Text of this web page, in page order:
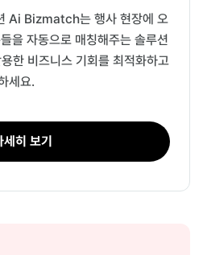
Ai Bizmatch는 행사 현장에 오
을 자동으로 매칭해주는 솔루션
한 비즈니스 기회를 최적화하고
세요.
세히 보기